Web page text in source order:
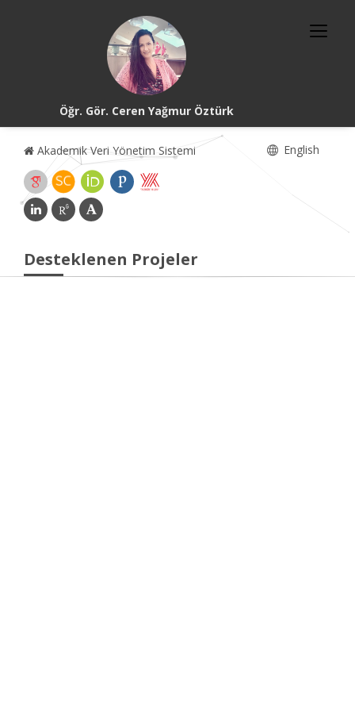
Öğr. Gör. Ceren Yağmur Öztürk
Akademik Veri Yönetim Sistemi English
Desteklenen Projeler